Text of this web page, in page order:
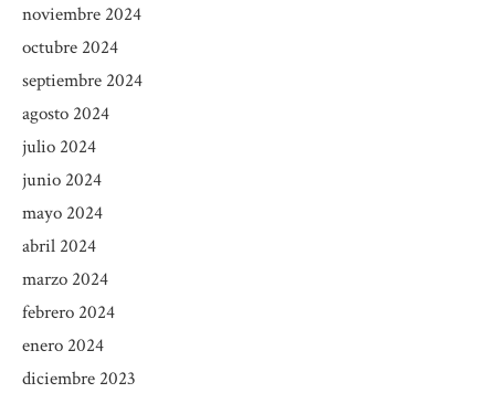
noviembre 2024
octubre 2024
septiembre 2024
agosto 2024
julio 2024
junio 2024
mayo 2024
abril 2024
marzo 2024
febrero 2024
enero 2024
diciembre 2023